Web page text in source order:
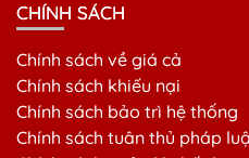
CHÍNH SÁCH
Chính sách về giá cả
Chính sách khiếu nại
Chính sách bảo trì hệ thống
Chính sách tuân thủ pháp